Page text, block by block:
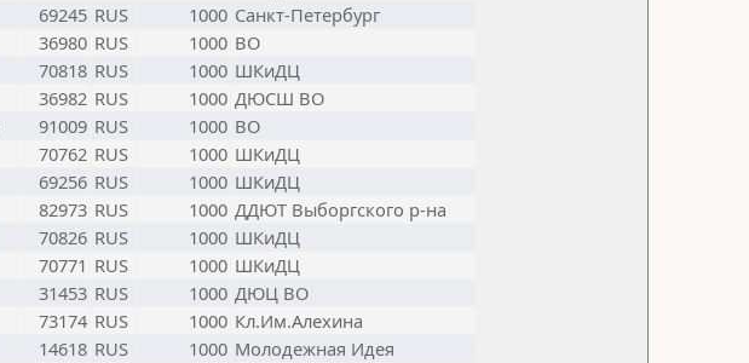
69245 RUS 1000 Санкт-Петербург
36980 RUS 1000 ВО
70818 RUS 1000 ШКиДЦ
36982 RUS 1000 ДЮСШ ВО
91009 RUS 1000 ВО
70762 RUS 1000 ШКиДЦ
69256 RUS 1000 ШКиДЦ
82973 RUS 1000 ДДЮТ Выборгского р-на
70826 RUS 1000 ШКиДЦ
70771 RUS 1000 ШКиДЦ
31453 RUS 1000 ДЮЦ ВО
73174 RUS 1000 Кл.Им.Алехина
14618 RUS 1000 Молодежная Идея